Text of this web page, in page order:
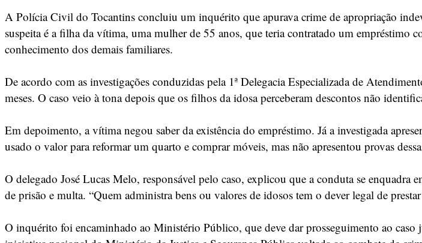
A Polícia Civil do Tocantins concluiu um inquérito que apurava crime de apropriação
suspeita é a filha da vítima, uma mulher de 55 anos, que teria contratado um empréstimo
conhecimento dos demais familiares.
De acordo com as investigações conduzidas pela 1ª Delegacia Especializada de
meses. O caso veio à tona depois que os filhos da idosa perceberam descontos não
Em depoimento, a vítima negou saber da existência do empréstimo. Já a investigada
usado o valor para reformar um quarto e comprar móveis, mas não apresentou provas
O delegado José Lucas Melo, responsável pelo caso, explicou que a conduta se
de prisão e multa. “Quem administra bens ou valores de idosos tem o dever legal de
O inquérito foi encaminhado ao Ministério Público, que deve dar prosseguimento ao